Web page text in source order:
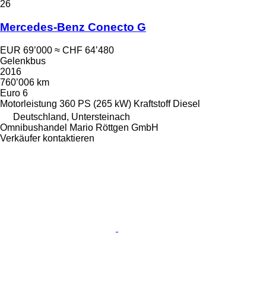
26
Mercedes-Benz Conecto G
EUR 69’000 ≈ CHF 64’480
Gelenkbus
2016
760’006 km
Euro 6
Motorleistung 360 PS (265 kW) Kraftstoff Diesel
Deutschland, Untersteinach
Omnibushandel Mario Röttgen GmbH
Verkäufer kontaktieren